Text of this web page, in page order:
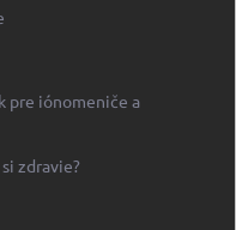
pre iónomeniče a
zdravie?